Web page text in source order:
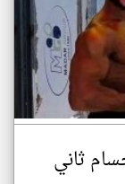
ثاني